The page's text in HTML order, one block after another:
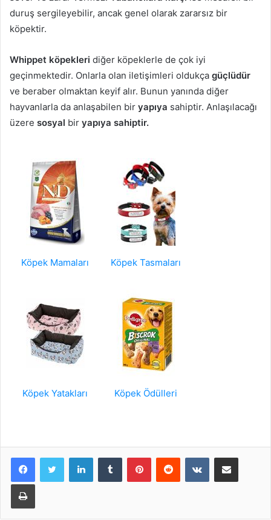
duruş sergileyebilir, ancak genel olarak zararsız bir
köpektir.
Whippet köpekleri diğer köpeklerle de çok iyi
geçinmektedir. Onlarla olan iletişimleri oldukça güçlüdür
ve beraber olmaktan keyif alır. Bunun yanında diğer
hayvanlarla da anlaşabilen bir yapıya sahiptir. Anlaşılacağı
üzere sosyal bir yapıya sahiptir.
Köpek Mamaları Köpek Tasmaları
Köpek Yatakları Köpek Ödülleri
LinkedInTumblr PinterestReddit VKontakteE-Posta ile paylaş
Yazdır